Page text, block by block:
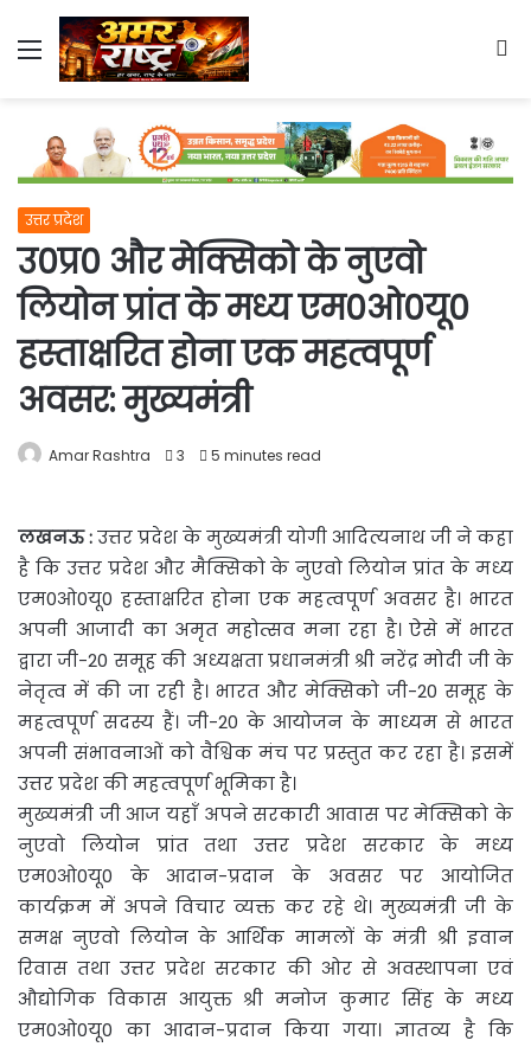
Menu
उत्तर प्रदेश
उ0प्र0 और मेक्सिको के नुएवो
लियोन प्रांत के मध्य एम0ओ0यू0
हस्ताक्षरित होना एक महत्वपूर्ण
अवसर: मुख्यमंत्री
Amar Rashtra 3 5 minutes read
लखनऊ:उत्तर प्रदेश के मुख्यमंत्री योगी आदित्यनाथ जी ने कहा
है कि उत्तर प्रदेश और मैक्सिको के नुएवो लियोनप्रांत के मध्य
एम0ओ0यू0 हस्ताक्षरित होना एक महत्वपूर्ण अवसर है। भारत
अपनी आजादी का अमृत महोत्सव मना रहा है। ऐसे में भारत
द्वारा जी-20 समूह की अध्यक्षता प्रधानमंत्री श्री नरेंद्र मोदी जी के
नेतृत्व में की जा रही है। भारत और मेक्सिको जी-20 समूह के
महत्वपूर्ण सदस्य हैं। जी-20 के आयोजन के माध्यम से भारत
अपनी संभावनाओं को वैश्विक मंच पर प्रस्तुत कर रहा है। इसमें
उत्तर प्रदेश की महत्वपूर्ण भूमिका है।
मुख्यमंत्री जी आज यहाँ अपने सरकारी आवास पर मेक्सिको के
नुएवो लियोन प्रांत तथा उत्तर प्रदेश सरकार के मध्य
एम0ओ0यू0 के आदान-प्रदान के अवसर पर आयोजित
कार्यक्रम में अपने विचार व्यक्त कर रहे थे। मुख्यमंत्री जी के
समक्ष नुएवो लियोन के आर्थिक मामलों के मंत्री श्री इवान
रिवास तथा उत्तर प्रदेश सरकार की ओर से अवस्थापना एवं
औद्योगिक विकास आयुक्त श्री मनोज कुमार सिंह के मध्य
एम0ओ0यू0 का आदान-प्रदान किया गया। ज्ञातव्य है कि